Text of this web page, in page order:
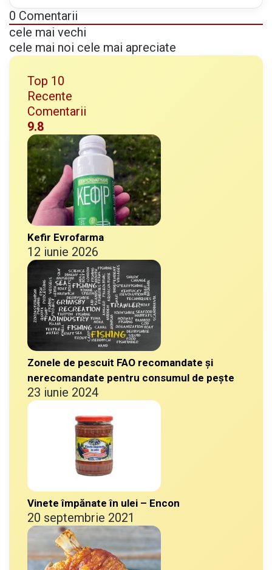
0 Comentarii
cele mai vechi
cele mai noi cele mai apreciate
Top 10
Recente
Comentarii
9.8
Kefir Evrofarma
12 iunie 2026
Zonele de pescuit FAO recomandate și
nerecomandate pentru consumul de pește
23 iunie 2024
Vinete împănate în ulei – Encon
20 septembrie 2021